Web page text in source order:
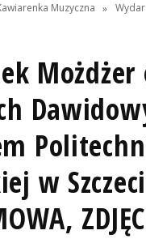
Muzyczna »
Możdżer
w